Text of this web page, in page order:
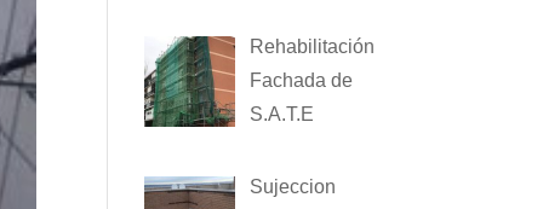
Rehabilitación
Fachada de
S.A.T.E
Sujeccion